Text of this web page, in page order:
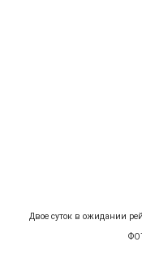
Двое суток в ожидании